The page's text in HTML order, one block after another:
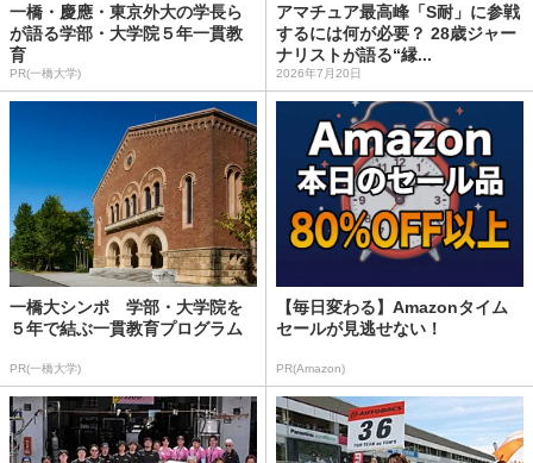
一橋・慶應・東京外大の学長ら
が語る学部・大学院５年一貫教
育
PR(一橋大学)
アマチュア最高峰「S耐」に参戦
するには何が必要？ 28歳ジャー
ナリストが語る“縁...
2026年7月20日
一橋大シンポ 学部・大学院を
５年で結ぶ一貫教育プログラム
PR(一橋大学)
【毎日変わる】Amazonタイム
セールが見逃せない！
PR(Amazon)